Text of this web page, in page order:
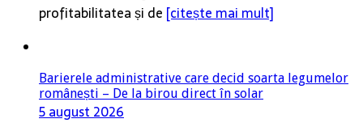
profitabilitatea și de [citește mai mult]
Barierele administrative care decid soarta legumelor
românești – De la birou direct în solar
5 august 2026